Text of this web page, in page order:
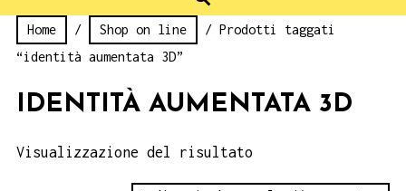
Home / Shop on line
/ Prodotti taggati
“identità aumentata 3D”
IDENTITÀ AUMENTATA 3D
Visualizzazione del risultato